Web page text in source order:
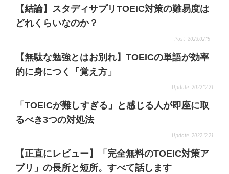
【結論】スタディサプリTOEIC対策の難易度は
どれくらいなのか？
2023.02.15
【無駄な勉強とはお別れ】TOEICの単語が効率
的に身につく「覚え方」
2022.12.21
「TOEICが難しすぎる」と感じる人が即座に取
るべき3つの対処法
2022.12.21
【正直にレビュー】「完全無料のTOEIC対策ア
プリ」の長所と短所。すべて話します